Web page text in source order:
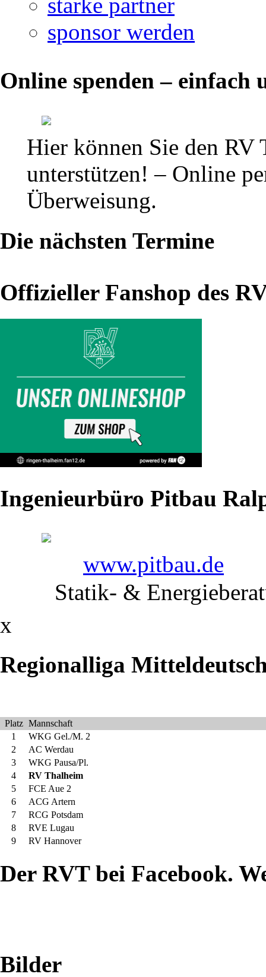
sponsor werden
Online spenden – einfach
Hier können Sie den RV
unterstützen! – Online
Überweisung.
Die nächsten Termine
Offizieller Fanshop des
Ingenieurbüro Pitbau
www.pitbau.de
Statik- &
x
Regionalliga
Platz Mannschaft
1
WKG Gel./M. 2
2
AC Werdau
3
WKG Pausa/Pl.
4
RV Thalheim
5
FCE Aue 2
6
ACG Artern
7
RCG Potsdam
8
RVE Lugau
9
RV Hannover
Der RVT bei Facebook.
Bilder
24.
Open
(Österreich)
und
Aarhus
Open
(Dänemark)
"Auslandseinsätze"
erfolgreich
Thalheimer
Ringer
positives
Fazit
Nachwuchs-
Turnieren
vergangenen
Wochenende
hamsterten
alle
vier
und
dem